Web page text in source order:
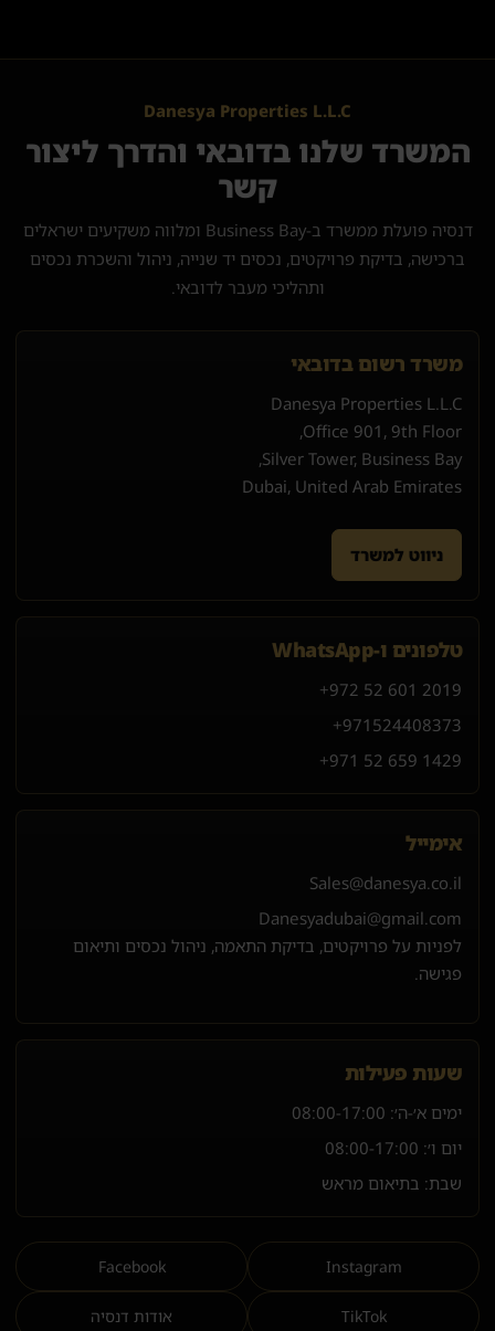
Danesya Properties L.L.C
המשרד שלנו בדובאי והדרך ליצור
קשר
דנסיה פועלת ממשרד ב-Business Bay ומלווה משקיעים ישראלים
ברכישה, בדיקת פרויקטים, נכסים יד שנייה, ניהול והשכרת נכסים
ותהליכי מעבר לדובאי.
משרד רשום בדובאי
Danesya Properties L.L.C
Office 901, 9th Floor,
Silver Tower, Business Bay,
Dubai, United Arab Emirates
ניווט למשרד
טלפונים ו-WhatsApp
+972 52 601 2019
+971 524408373
+971 52 659 1429
אימייל
Sales@danesya.co.il
Danesyadubai@gmail.com
לפניות על פרויקטים, בדיקת התאמה, ניהול נכסים ותיאום
פגישה.
שעות פעילות
ימים א׳-ה׳: 08:00-17:00
יום ו׳: 08:00-17:00
שבת: בתיאום מראש
Instagram
Facebook
TikTok אודות דנסיה